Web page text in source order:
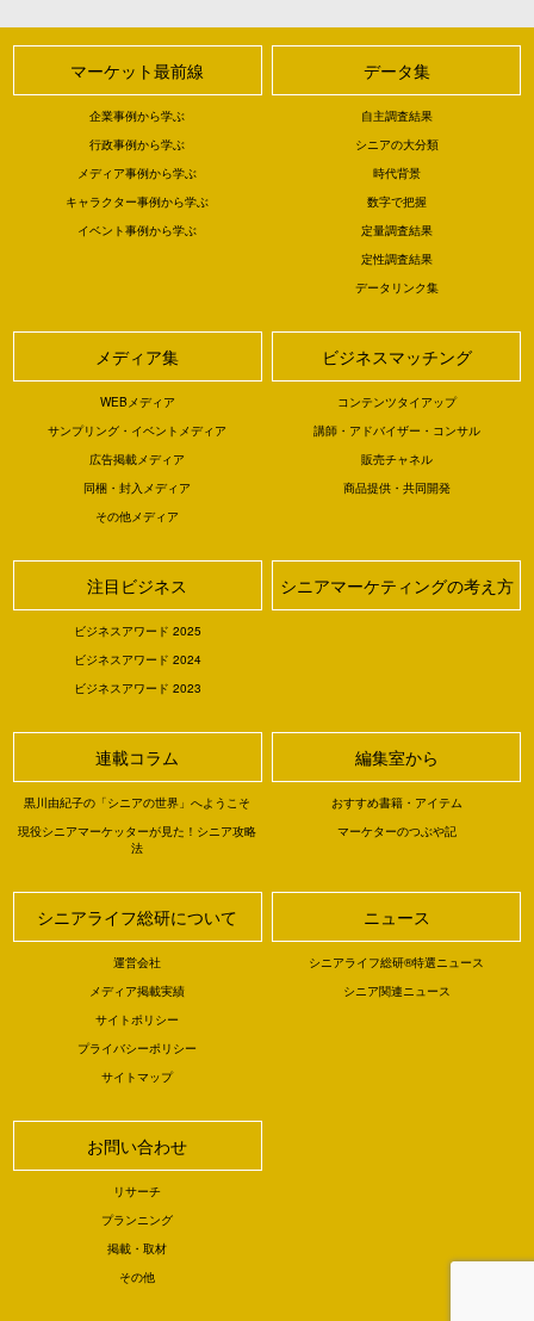
マーケット最前線
企業事例から学ぶ
行政事例から学ぶ
メディア事例から学ぶ
キャラクター事例から学ぶ
イベント事例から学ぶ
データ集
自主調査結果
シニアの大分類
時代背景
数字で把握
定量調査結果
定性調査結果
データリンク集
メディア集
WEBメディア
サンプリング・イベントメディア
広告掲載メディア
同梱・封入メディア
その他メディア
ビジネスマッチング
コンテンツタイアップ
講師・アドバイザー・コンサル
販売チャネル
商品提供・共同開発
注目ビジネス
ビジネスアワード 2025
ビジネスアワード 2024
ビジネスアワード 2023
シニアマーケティングの考え方
連載コラム
黒川由紀子の「シニアの世界」へようこそ
現役シニアマーケッターが見た！シニア攻略
法
編集室から
おすすめ書籍・アイテム
マーケターのつぶや記
シニアライフ総研について
運営会社
メディア掲載実績
サイトポリシー
プライバシーポリシー
サイトマップ
ニュース
シニアライフ総研®特選ニュース
シニア関連ニュース
お問い合わせ
リサーチ
プランニング
掲載・取材
その他